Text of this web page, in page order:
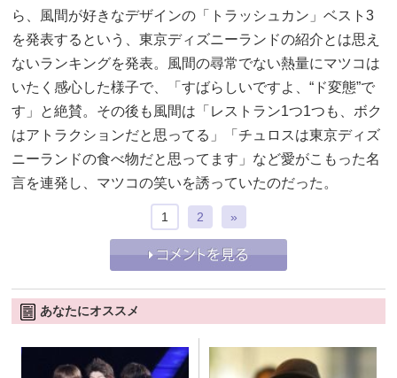
ら、風間が好きなデザインの「トラッシュカン」ベスト3
を発表するという、東京ディズニーランドの紹介とは思え
ないランキングを発表。風間の尋常でない熱量にマツコは
いたく感心した様子で、「すばらしいですよ、“ド変態”で
す」と絶賛。その後も風間は「レストラン1つ1つも、ボク
はアトラクションだと思ってる」「チュロスは東京ディズ
ニーランドの食べ物だと思ってます」など愛がこもった名
言を連発し、マツコの笑いを誘っていたのだった。
1 2 »
あなたにオススメ